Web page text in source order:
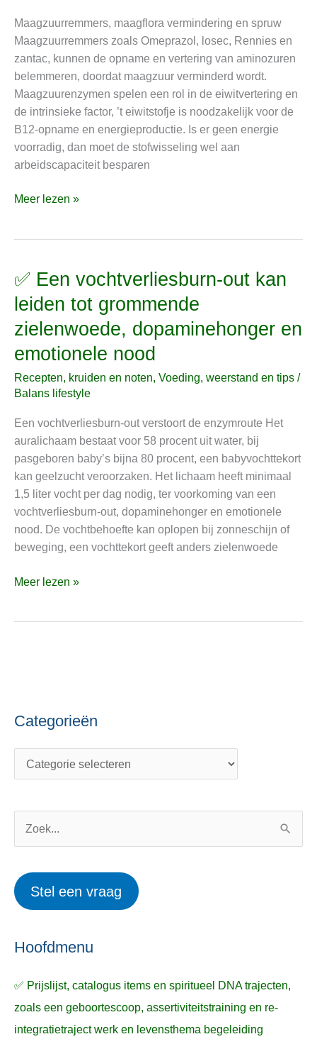
Maagzuurremmers, maagflora vermindering en spruw
Maagzuurremmers zoals Omeprazol, losec, Rennies en
zantac, kunnen de opname en vertering van aminozuren
belemmeren, doordat maagzuur verminderd wordt.
Maagzuurenzymen spelen een rol in de eiwitvertering en
de intrinsieke factor, ’t eiwitstofje is noodzakelijk voor de
B12-opname en energieproductie. Is er geen energie
voorradig, dan moet de stofwisseling wel aan
arbeidscapaciteit besparen
ook
als
eiwitverteringremmers
Meer lezen »
✅ Een vochtverliesburn-out kan
leiden tot grommende
zielenwoede, dopaminehonger en
emotionele nood
Recepten, kruiden en noten, Voeding, weerstand en tips /
Balans lifestyle
Een vochtverliesburn-out verstoort de enzymroute Het
auralichaam bestaat voor 58 procent uit water, bij
pasgeboren baby’s bijna 80 procent, een babyvochttekort
kan geelzucht veroorzaken. Het lichaam heeft minimaal
1,5 liter vocht per dag nodig, ter voorkoming van een
vochtverliesburn-out, dopaminehonger en emotionele
nood. De vochtbehoefte kan oplopen bij zonneschijn of
beweging, een vochttekort geeft anders zielenwoede
✅
vochtverliesburn-
out
leiden
tot
grommende
zielenwoede,
dopaminehonger
emotionele
nood
Meer lezen »
Categorieën
C
g
e
n
e
k
a
r
:
Stel een vraag
Hoofdmenu
✅ Prijslijst, catalogus items en spiritueel DNA trajecten,
zoals een geboortescoop, assertiviteitstraining en re-
integratietraject werk en levensthema begeleiding
O
r
p
n